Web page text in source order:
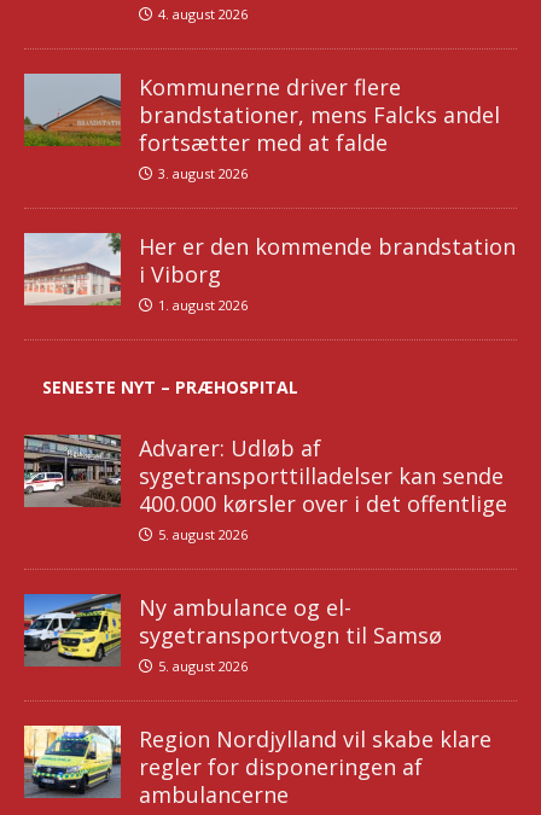
4. august 2026
Kommunerne driver flere
brandstationer, mens Falcks andel
fortsætter med at falde
3. august 2026
Her er den kommende brandstation
i Viborg
1. august 2026
SENESTE NYT – PRÆHOSPITAL
Advarer: Udløb af
sygetransporttilladelser kan sende
400.000 kørsler over i det offentlige
5. august 2026
Ny ambulance og el-
sygetransportvogn til Samsø
5. august 2026
Region Nordjylland vil skabe klare
regler for disponeringen af
ambulancerne